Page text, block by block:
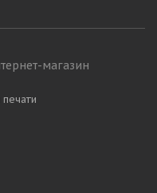
магазин